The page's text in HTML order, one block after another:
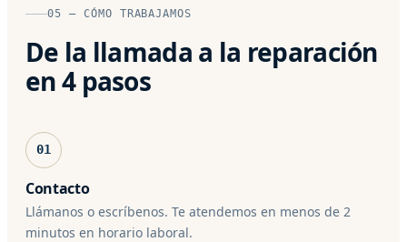
05 — CÓMO TRABAJAMOS
De la llamada a la reparación
en 4 pasos
01
Contacto
Llámanos o escríbenos. Te atendemos en menos de 2
minutos en horario laboral.